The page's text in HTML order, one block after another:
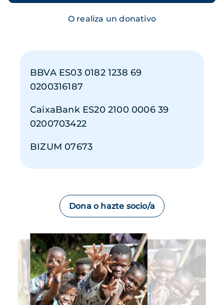
O realiza un donativo
BBVA ES03 0182 1238 69
0200316187
CaixaBank ES20 2100 0006 39
0200703422
BIZUM 07673
Dona o hazte socio/a
Imagen